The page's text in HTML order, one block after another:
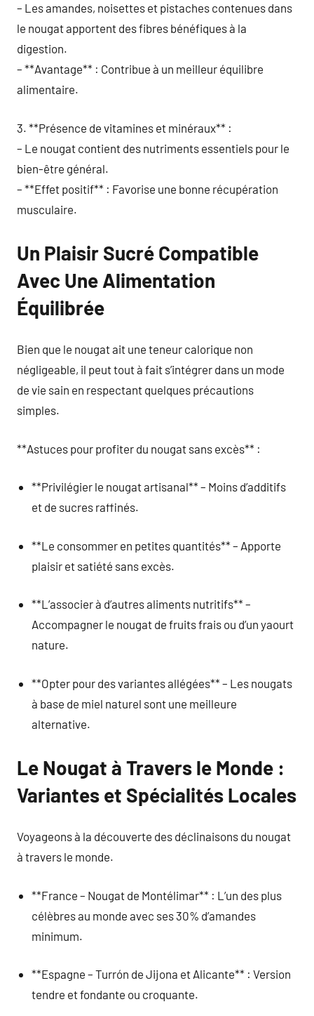
– Les amandes, noisettes et pistaches contenues dans
le nougat apportent des fibres bénéfiques à la
digestion.
– **Avantage** : Contribue à un meilleur équilibre
alimentaire.
3. **Présence de vitamines et minéraux** :
– Le nougat contient des nutriments essentiels pour le
bien-être général.
– **Effet positif** : Favorise une bonne récupération
musculaire.
Un Plaisir Sucré Compatible
Avec Une Alimentation
Équilibrée
Bien que le nougat ait une teneur calorique non
négligeable, il peut tout à fait s’intégrer dans un mode
de vie sain en respectant quelques précautions
simples.
**Astuces pour profiter du nougat sans excès** :
**Privilégier le nougat artisanal** – Moins d’additifs
et de sucres raffinés.
**Le consommer en petites quantités** – Apporte
plaisir et satiété sans excès.
**L’associer à d’autres aliments nutritifs** –
Accompagner le nougat de fruits frais ou d’un yaourt
nature.
**Opter pour des variantes allégées** – Les nougats
à base de miel naturel sont une meilleure
alternative.
Le Nougat à Travers le Monde :
Variantes et Spécialités Locales
Voyageons à la découverte des déclinaisons du nougat
à travers le monde.
**France – Nougat de Montélimar** : L’un des plus
célèbres au monde avec ses 30% d’amandes
minimum.
**Espagne – Turrón de Jijona et Alicante** : Version
tendre et fondante ou croquante.